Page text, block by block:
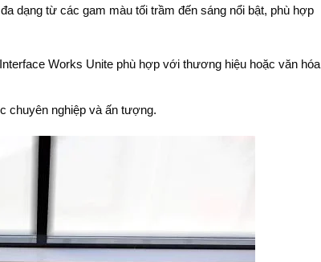
dạng từ các gam màu tối trầm đến sáng nổi bật, phù hợp
Works Unite phù hợp với thương hiệu hoặc văn hóa
chuyên nghiệp và ấn tượng.